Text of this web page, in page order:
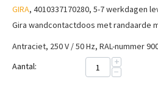
GIRA, 4010337170280, 5-7 werkdagen
Gira wandcontactdoos met randaarde
Antraciet, 250 V / 50 Hz, RAL-nummer
Aantal:
+
−